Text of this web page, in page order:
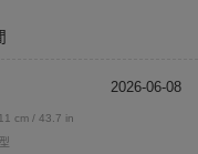
2026-06-08
cm / 43.7 in